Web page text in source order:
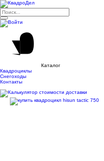
Каталог
Квадроциклы
Снегоходы
Контакты